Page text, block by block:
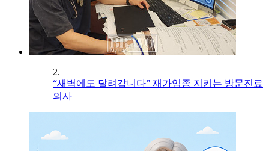
2.
“새벽에도 달려갑니다” 재가임종 지키는 방문진료
의사